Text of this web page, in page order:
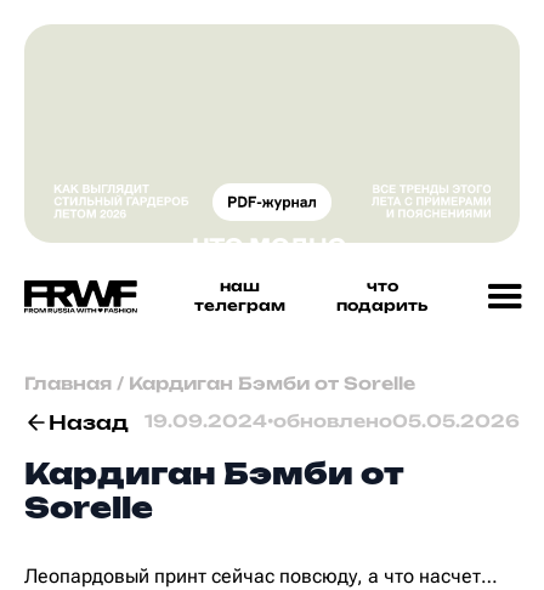
наш
телеграм
что
подарить
Главная / Кардиган Бэмби от Sorelle
Назад 19.09.2024•обновлено05.05.2026
Кардиган Бэмби от
Sorelle
Леопардовый принт сейчас повсюду, а что насчет…